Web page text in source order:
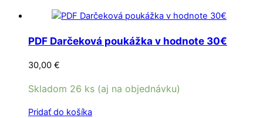
PDF Darčeková poukážka v hodnote 30€
30,00 €
Skladom 26 ks (aj na objednávku)
Pridať do košíka